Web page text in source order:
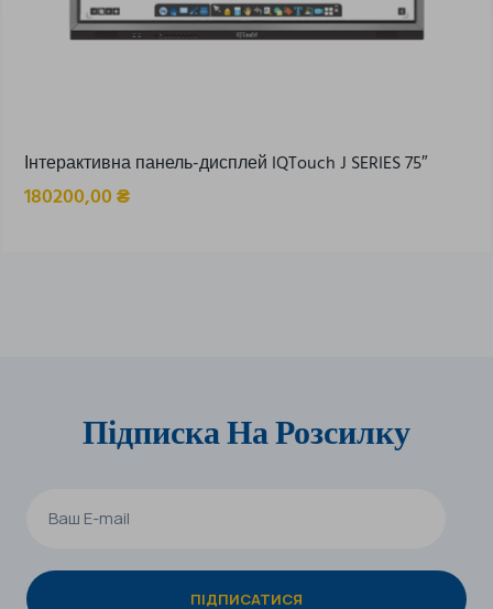
Інтерактивна панель-дисплей IQTouch J SERIES 75″
180200,00₴
Підписка На Розсилку